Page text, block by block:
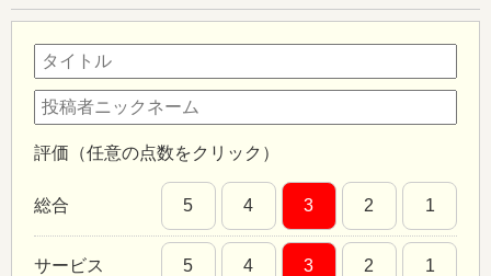
評価（任意の点数をクリック）
総合 5 4 3 2 1
サービス 5 4 3 2 1